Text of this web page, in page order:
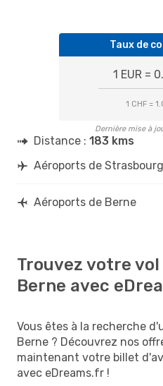
Taux de
1 EUR =
1 CHF =
Dernière mise à
Distance : 183 kms
Aéroports de Strasbourg
Aéroports de Berne
Trouvez votre
Berne avec
Vous êtes à la recherche
Berne ? Découvrez nos
maintenant votre billet
avec eDreams.fr !